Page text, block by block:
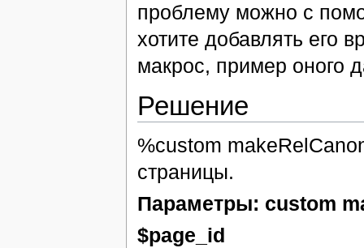
проблему можно с
хотите добавлять его
макрос, пример оного
Решение
%custom
страницы.
Параметры: custom
$page_id